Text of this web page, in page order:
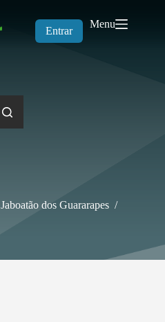
Entrar
Menu
Jaboatão dos Guararapes /